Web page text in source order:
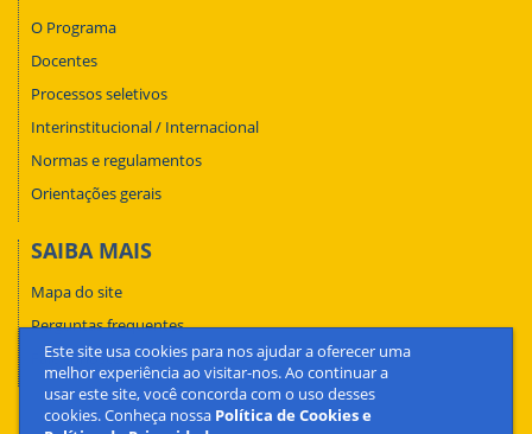
Este site usa cookies para nos ajudar a oferecer uma
melhor experiência ao visitar-nos. Ao continuar a
usar este site, você concorda com o uso desses
cookies. Conheça nossa Política de Cookies e
O Programa
Docentes
Processos seletivos
Interinstitucional / Internacional
Normas e regulamentos
Orientações gerais
SAIBA MAIS
Mapa do site
Perguntas frequentes
Fale conosco